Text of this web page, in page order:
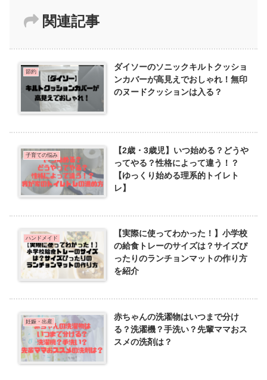
関連記事
節約
ダイソーのソニックキルトクッショ
ンカバーが高見えでおしゃれ！無印
のヌードクッションは入る？
子育ての悩み
【2歳・3歳児】いつ始める？どうや
ってやる？性格によって違う！？
【ゆっくり始める理系的トイレト
レ】
ハンドメイド
【実際に使ってわかった！】小学校
の給食トレーのサイズは？サイズぴ
ったりのランチョンマットの作り方
を紹介
妊娠・出産
赤ちゃんの洗濯物はいつまで分け
る？洗濯機？手洗い？先輩ママおス
スメの洗剤は？